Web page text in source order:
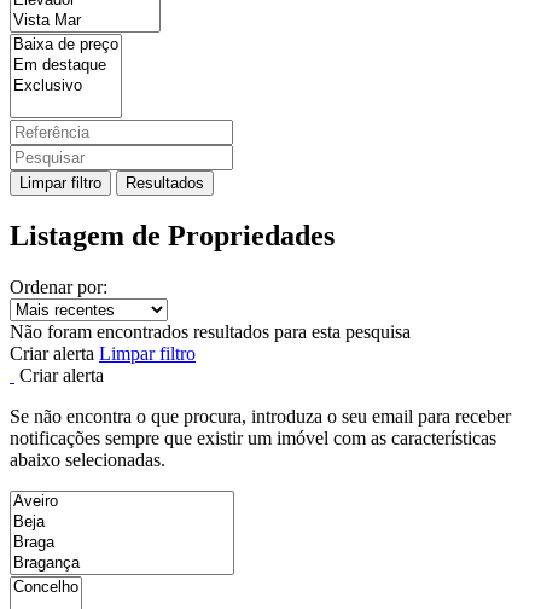
Limpar filtro Resultados
Listagem de Propriedades
Ordenar por:
Não foram encontrados resultados para esta pesquisa
Criar alerta Limpar filtro
Criar alerta
Se não encontra o que procura, introduza o seu email para receber
notificações sempre que existir um imóvel com as características
abaixo selecionadas.